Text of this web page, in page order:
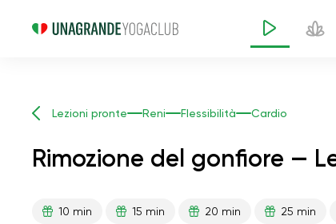
Lezioni pronte Reni Flessibilità Cardio
Rimozione del gonfiore —
10 min 15 min 20 min 25 min